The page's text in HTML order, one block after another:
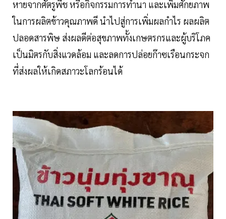
หายจากศัตรูพืช หรือกิจกรรมการทำนา และเพิ่มศักยภาพ
ในการผลิตข้าวคุณภาพดี นำไปสู่การเพิ่มผลกำไร ผลผลิต
ปลอดสารพิษ ส่งผลดีต่อสุขภาพทั้งเกษตรกรและผู้บริโภค
เป็นมิตรกับสิ่งแวดล้อม และลดการปล่อยก๊าซเรือนกระจก
ที่ส่งผลให้เกิดสภาวะโลกร้อนได้